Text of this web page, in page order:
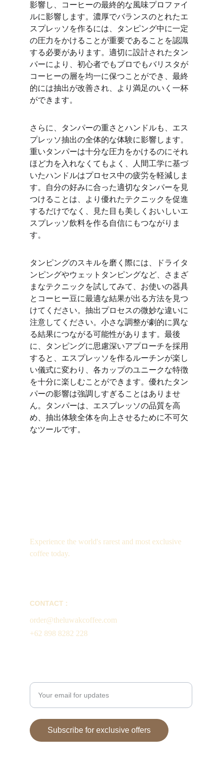
影響し、コーヒーの最終的な風味プロファイ
ルに影響します。濃厚でバランスのとれたエ
スプレッソを作るには、タンピング中に一定
の圧力をかけることが重要であることを認識
する必要があります。適切に設計されたタン
パーにより、初心者でもプロでもバリスタが
コーヒーの層を均一に保つことができ、最終
的には抽出が改善され、より満足のいく一杯
ができます。
さらに、タンパーの重さとハンドルも、エス
プレッソ抽出の全体的な体験に影響します。
重いタンパーは十分な圧力をかけるのにそれ
ほど力を入れなくてもよく、人間工学に基づ
いたハンドルはプロセス中の疲労を軽減しま
す。自分の好みに合った適切なタンパーを見
つけることは、より優れたテクニックを促進
するだけでなく、見た目も美しくおいしいエ
スプレッソ飲料を作る自信にもつながりま
す。
タンピングのスキルを磨く際には、ドライタ
ンピングやウェットタンピングなど、さまざ
まなテクニックを試してみて、お使いの器具
とコーヒー豆に最適な結果が出る方法を見つ
けてください。抽出プロセスの微妙な違いに
注意してください。小さな調整が劇的に異な
る結果につながる可能性があります。最後
に、タンピングに思慮深いアプローチを採用
すると、エスプレッソを作るルーチンが楽し
い儀式に変わり、各カップのユニークな特徴
を十分に楽しむことができます。優れたタン
パーの影響は強調しすぎることはありませ
ん。タンパーは、エスプレッソの品質を高
め、抽出体験全体を向上させるために不可欠
なツールです。
Experience the world's rarest and most exclusive
coffee today.
CONTACT :
order@theluwakcoffee.com
+62 898 8282 228
Subscribe for exclusive offers